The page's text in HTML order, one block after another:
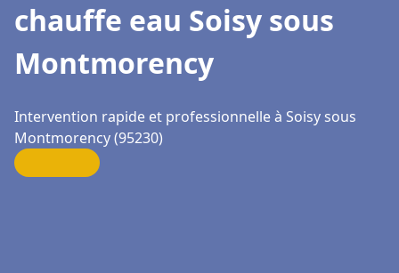
chauffe eau Soisy sous
Montmorency
Intervention rapide et professionnelle à Soisy sous
Montmorency (95230)